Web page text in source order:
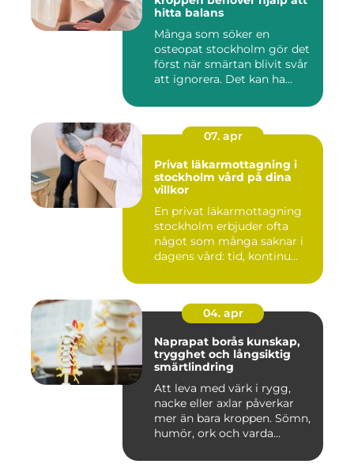
hitta balans
Många som söker en
osteopat stockholm gör det
först när smärtan blivit svår
att ignorera. Det kan ha...
07. apr
Privat läkarmottagning i
stockholm vård på dina
villkor
En privat läkarmottagning
stockholm erbjuder ofta
något som många saknar i
dagens vård: tid, kontinu...
04. apr
Naprapat borås kunskap,
trygghet och långsiktig
smärtlindring
Att leva med värk i rygg,
nacke eller axlar påverkar
mer än bara kroppen. Sömn,
humör, ork och varda...